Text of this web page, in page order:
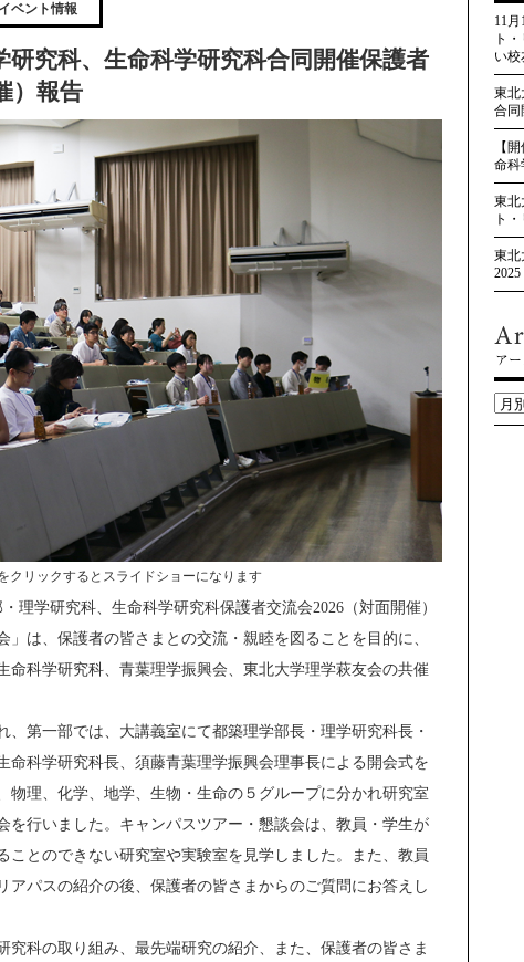
ベント情報
研究科、生命科学研究科合同開催保護者
）報告
クリックするとスライドショーになります
理学研究科、生命科学研究科保護者交流会2026（対面開催）
」は、保護者の皆さまとの交流・親睦を図ることを目的に、
命科学研究科、青葉理学振興会、東北大学理学萩友会の共催
、第一部では、大講義室にて都築理学部長・理学研究科長・
命科学研究科長、須藤青葉理学振興会理事長による開会式を
物理、化学、地学、生物・生命の５グループに分かれ研究室
を行いました。キャンパスツアー・懇談会は、教員・学生が
ことのできない研究室や実験室を見学しました。また、教員
アパスの紹介の後、保護者の皆さまからのご質問にお答えし
究科の取り組み、最先端研究の紹介、また、保護者の皆さま
11
ト
い
東北
合同
【
命科
東北
ト
東北